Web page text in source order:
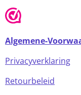
Algemene-
Privacyverklaring
Retourbeleid